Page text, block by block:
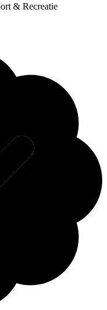
& Recreatie